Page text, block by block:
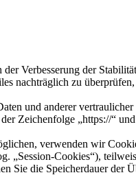
Verbesserung der
nachträglich zu
und anderer
Zeichenfolge „https://“
verwenden wir
„Session-Cookies“),
Sie die Speicherdauer der